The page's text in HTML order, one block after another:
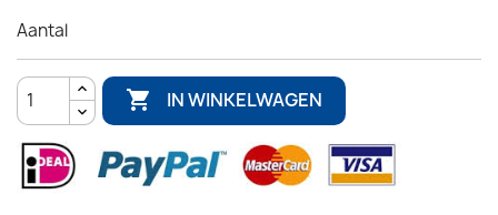
Aantal
 IN WINKELWAGEN